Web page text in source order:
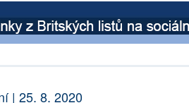
| 25. 8. 2020